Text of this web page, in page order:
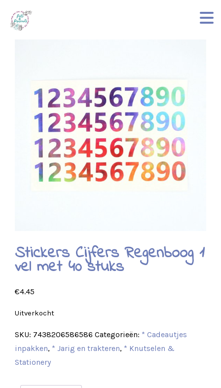
Stickers Cijfers Regenboog 1
vel met 40 stuks
€4.45
Uitverkocht
SKU: 7438206586586 Categorieën: * Cadeautjes
inpakken, * Jarig en trakteren, * Knutselen &
Stationery